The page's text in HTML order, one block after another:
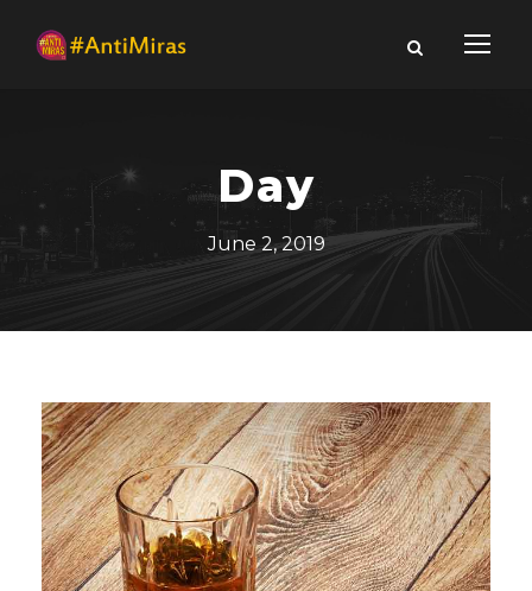
Day
June 2, 2019